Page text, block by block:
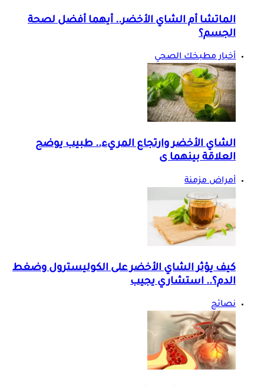
الماتشا أم الشاي الأخضر.. أيهما أفضل لصحة
الجسم؟
أخبار مطبخك الصحي
الشاي الأخضر وارتجاع المريء.. طبيب يوضح
العلاقة بينهما ى
أمراض مزمنة
كيف يؤثر الشاي الأخضر على الكوليسترول وضغط
الدم؟.. استشاري يجيب
نصائح